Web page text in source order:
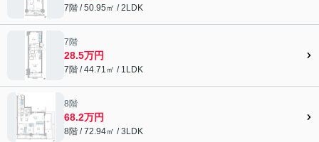
7階 / 50.95㎡ / 2LDK
7階
28.5万円
7階 / 44.71㎡ / 1LDK
8階
68.2万円
8階 / 72.94㎡ / 3LDK